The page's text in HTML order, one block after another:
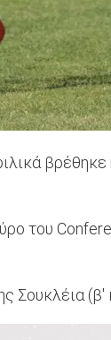
του
Σουκλέια